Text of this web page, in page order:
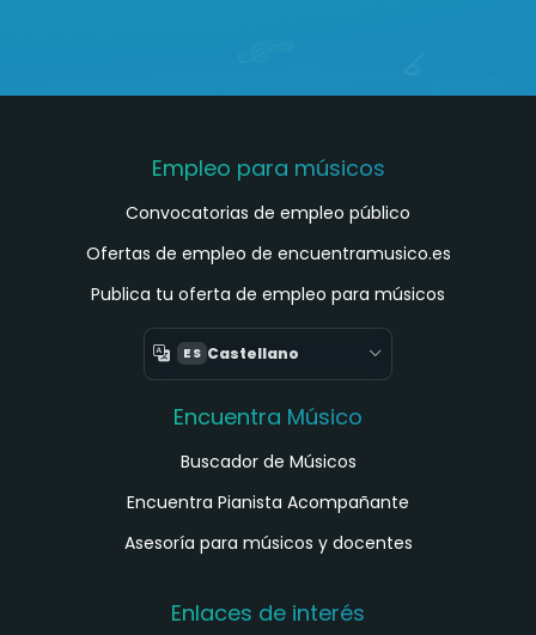
Empleo para músicos
Convocatorias de empleo público
Ofertas de empleo de encuentramusico.es
Publica tu oferta de empleo para músicos
ES Castellano
Encuentra Músico
Buscador de Músicos
Encuentra Pianista Acompañante
Asesoría para músicos y docentes
Enlaces de interés